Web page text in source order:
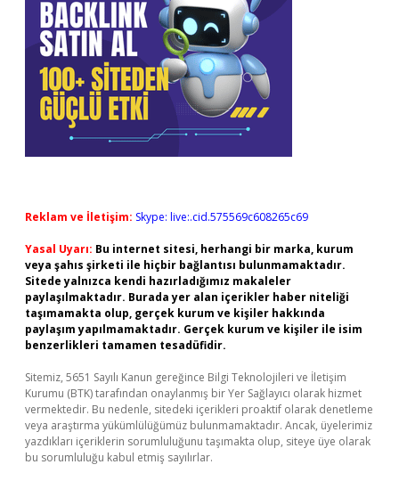
Reklam ve İletişim: Skype: live:.cid.575569c608265c69
Yasal Uyarı: Bu internet sitesi, herhangi bir marka, kurum
veya şahıs şirketi ile hiçbir bağlantısı bulunmamaktadır.
Sitede yalnızca kendi hazırladığımız makaleler
paylaşılmaktadır. Burada yer alan içerikler haber niteliği
taşımamakta olup, gerçek kurum ve kişiler hakkında
paylaşım yapılmamaktadır. Gerçek kurum ve kişiler ile isim
benzerlikleri tamamen tesadüfidir.
Sitemiz, 5651 Sayılı Kanun gereğince Bilgi Teknolojileri ve İletişim
Kurumu (BTK) tarafından onaylanmış bir Yer Sağlayıcı olarak hizmet
vermektedir. Bu nedenle, sitedeki içerikleri proaktif olarak denetleme
veya araştırma yükümlülüğümüz bulunmamaktadır. Ancak, üyelerimiz
yazdıkları içeriklerin sorumluluğunu taşımakta olup, siteye üye olarak
bu sorumluluğu kabul etmiş sayılırlar.